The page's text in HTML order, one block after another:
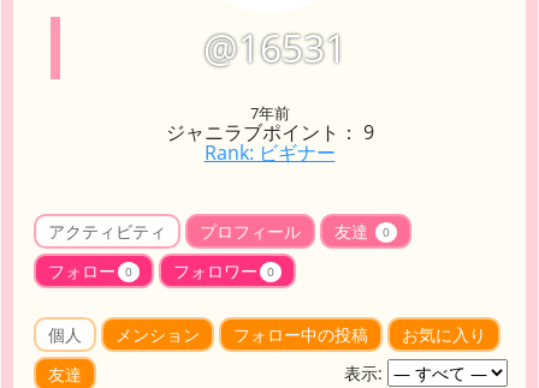
@16531
7年前
ジャニラブポイント： 9
Rank: ビギナー
アクティビティ プロフィール 友達 0
フォロー 0 フォロワー 0
個人 メンション フォロー中の投稿
お気に入り
友達
表示: